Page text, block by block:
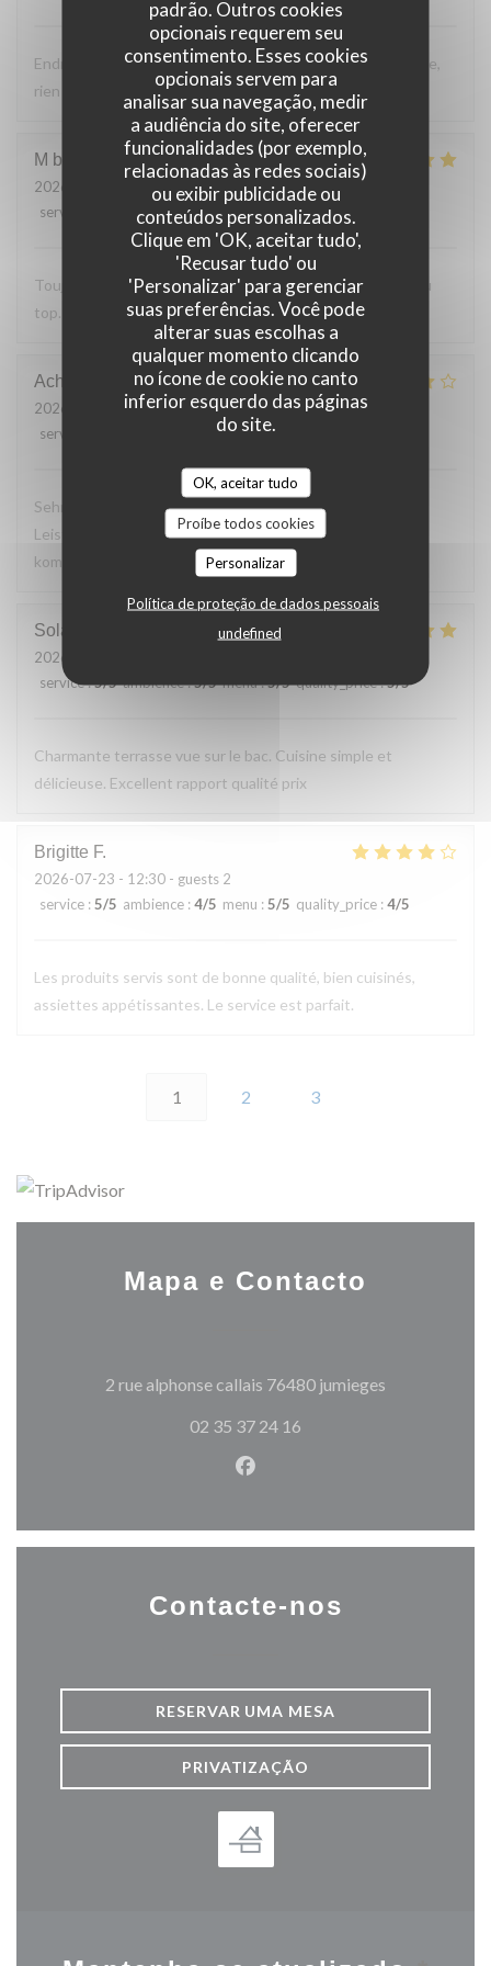
padrão. Outros cookies
opcionais requerem seu
consentimento. Esses cookies
opcionais servem para
analisar sua navegação, medir
a audiência do site, oferecer
funcionalidades (por exemplo,
relacionadas às redes sociais)
ou exibir publicidade ou
conteúdos personalizados.
Clique em 'OK, aceitar tudo',
'Recusar tudo' ou
'Personalizar' para gerenciar
suas preferências. Você pode
alterar suas escolhas a
qualquer momento clicando
no ícone de cookie no canto
inferior esquerdo das páginas
do site.
OK, aceitar tudo
Proíbe todos cookies
Personalizar
Política de proteção de dados pessoais
undefined
Endroit tres accueillant, service efficace, personnel aimable,
rien a reprocher sur les plats.
M bouchon F
2026-07-24
- 19:30 - guests 2
service
ambience:5/5 menu: 5/5 quality_price
Toujours Aussi bon avec les produits locaux, l'accueil et au
top. Lo
Achim
2026-07-24
- 19:30 - guests 2
service
menu:4
Sehr leckeres 3 Gang Menü mit guten Preis
Leistungsverhältnis. Nettes freundliches Personal Wir
kommen gerne wieder
Solange
2026-07-24
service:5/5 ambience:5/5 menu:5/5 quality_price:5/5
Charmante terrasse vue sur le bac. Cuisine simple et
délicieuse. Excellent rapport qualité prix
Brigitte F
2026-07-23 - 12:30 - guests 2
service : 5/5 ambience : 4/5 menu : 5/5 quality_price : 4/5
Les produits servis sont de bonne qualité, bien cuisinés,
assiettes appétissantes. Le service est parfait.
1 2 3
Mapa e Contacto
2 rue alphonse callais 76480 jumieges
02 35 37 24 16
Facebook ((abre numa nova
Contacte-nos
RESERVAR UMA MESA
PRIVATIZAÇÃO